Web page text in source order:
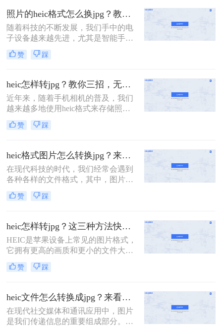
图像质量，但在一些设备和平台上可
能不被广泛支持。因此，将HEIC格式
转换为JPG格式成为了一个常见的需
求。本文将详细介绍iphone照片格式
heic怎么换jpg。
照片的heic格式怎么换jpg？教你4招，无损转换！
随着科技的不断发展，我们手中的电
子设备越来越先进，尤其是智能手
机，其拍照功能日益强大。然而，这
也带来了一些新的问题。对于使用苹
HEIC格式的图片。这种格式是苹果
iOS 11及更高版本新推出的一种图片
格式，采用新的HEIC图片处理技术，
可以在保证照片质量的前提下，占用
系统更少的储存空间
赞 踩
heic怎样转jpg？教你三招，无损转换！
近年来，随着手机相机的普及，我们
越来越多地使用heic格式来存储照
片。然而，与传统的jpg格式相比，
heic格式的兼容性较差，不支持的设
怎样转jpg问题，本文将向您介绍三种
简单而有效的方法，帮助将heic格式
的照片转换为常用的jpg格式。
赞 踩
heic格式图片怎么转换jpg？来看看这三种简单的方法详解！
在现代科技的时代，我们经常会遇到
各种各样的文件格式，其中，图片格
式也是其中之一。HEIC（High
Efficiency Image File Format）格式作
JPG格式具备更高的压缩效率和更好
的图像质量。然而，由于HEIC格式的
兼容性问题，它并不适用于所有设备
和软件。所以，当我们将HEIC格式的
图片转换为JPG格式时，就需要借助
一些工具和技巧。那么heic格式图片
的方法，帮助你轻松实现HEIC转JPG
的目标。
赞 踩
heic怎样转jpg？这三种方法快速转换格式！
HEIC是苹果设备上常见的图片格式，
它拥有更高的画质和更小的文件大
小。然而，由于HEIC格式的图片在一
些设备和平台上不兼容，很多用户需
广泛地使用。那么，heic怎样转jpg
呢？下面将为大家介绍三种简单的方
法。
赞 踩
heic文件怎么转换成jpg？来看看这二种方法吧！
在现代社交媒体和通讯应用中，图片
是我们传递信息的重要组成部分。然